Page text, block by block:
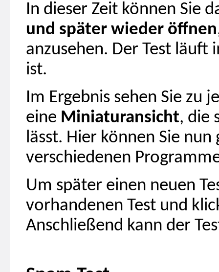
In dieser Zeit können Sie
und später wieder öffnen
anzusehen. Der Test
ist.
Im Ergebnis sehen Sie zu
eine Miniaturansicht, die
lässt. Hier können Sie
verschiedenen
Um später einen neuen
vorhandenen Test und
Anschließend kann der